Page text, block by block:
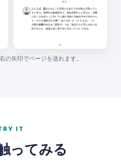
発明したんですか？
ではないんじゃ。だが、ガ
良して、人類で初めて「夜
は、誰も見たことのない宇
の矢印でページを送れます。
IT
ってみる